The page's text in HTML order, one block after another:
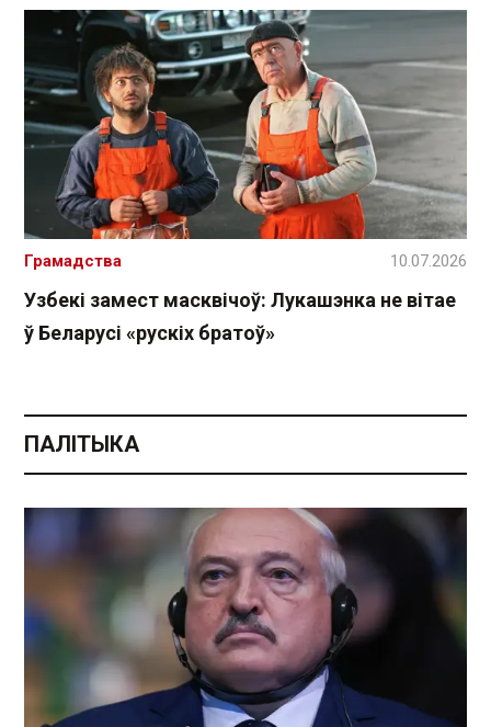
Узбекі замест масквічоў: Лукашэнка не вітае
ў Беларусі «рускіх братоў»
Грамадства 10.07.2026
ПАЛІТЫКА